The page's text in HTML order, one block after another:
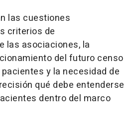
las cuestiones
criterios de
las asociaciones, la
del futuro censo
y la necesidad de
qué debe entenderse
dentro del marco